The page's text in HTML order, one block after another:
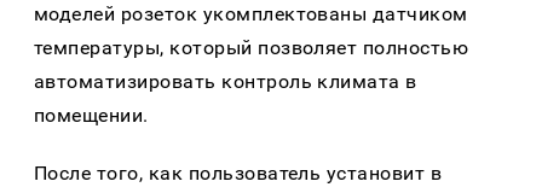
моделей розеток укомплектованы датчиком
температуры, который позволяет полностью
автоматизировать контроль климата в
помещении.
После того, как пользователь установит в